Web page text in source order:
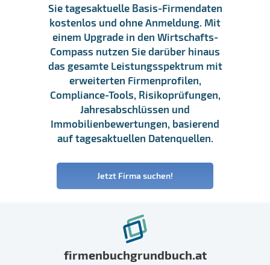
Sie tagesaktuelle Basis-Firmendaten
kostenlos und ohne Anmeldung. Mit
einem Upgrade in den Wirtschafts-
Compass nutzen Sie darüber hinaus
das gesamte Leistungsspektrum mit
erweiterten Firmenprofilen,
Compliance-Tools, Risikoprüfungen,
Jahresabschlüssen und
Immobilienbewertungen, basierend
auf tagesaktuellen Datenquellen.
Jetzt Firma suchen!
firmenbuchgrundbuch.at